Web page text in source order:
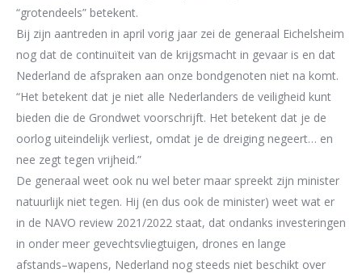
“grotendeels” betekent.
Bij zijn aantreden in april vorig jaar zei de generaal Eichelsheim
nog dat de continuïteit van de krijgsmacht in gevaar is en dat
Nederland de afspraken aan onze bondgenoten niet na komt.
“Het betekent dat je niet alle Nederlanders de veiligheid kunt
bieden die de Grondwet voorschrijft. Het betekent dat je de
oorlog uiteindelijk verliest, omdat je de dreiging negeert… en
nee zegt tegen vrijheid.”
De generaal weet ook nu wel beter maar spreekt zijn minister
natuurlijk niet tegen. Hij (en dus ook de minister) weet wat er
in de NAVO review 2021/2022 staat, dat ondanks investeringen
in onder meer gevechtsvliegtuigen, drones en lange
afstands–wapens, Nederland nog steeds niet beschikt over